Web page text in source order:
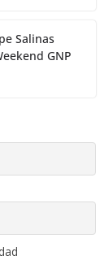
Salinas
GNP